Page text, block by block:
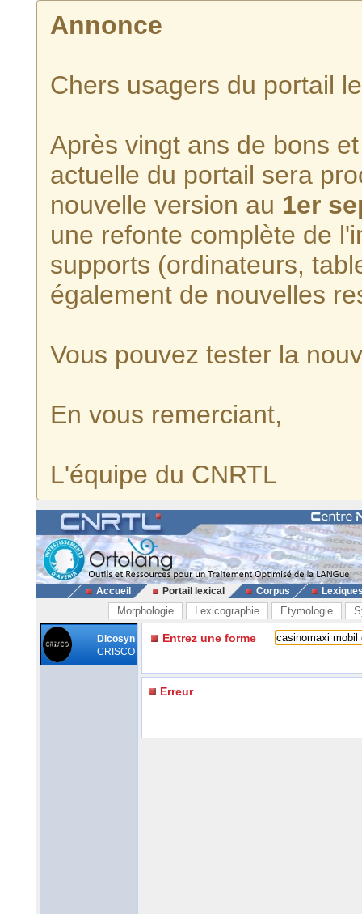
Annonce
Chers usagers du portail
Après vingt ans de bons
actuelle du portail sera
nouvelle version au 1er
une refonte complète de
supports (ordinateurs,
également de nouvelles
Vous pouvez tester la
En vous remerciant,
L'équipe du CNRTL
Accueil Portail lexical Corpus
Morphologie Lexicographie Etymologie
Dicosyn
CRISCO
Entrez une forme
Erreur